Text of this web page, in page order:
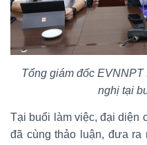
Tổng giám đốc
nghị tại
Tại buổi làm việc, đại diện
đã cùng thảo luận, đưa